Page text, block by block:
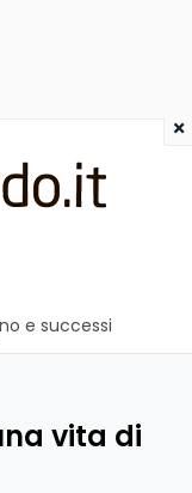
e successi
vita di
×